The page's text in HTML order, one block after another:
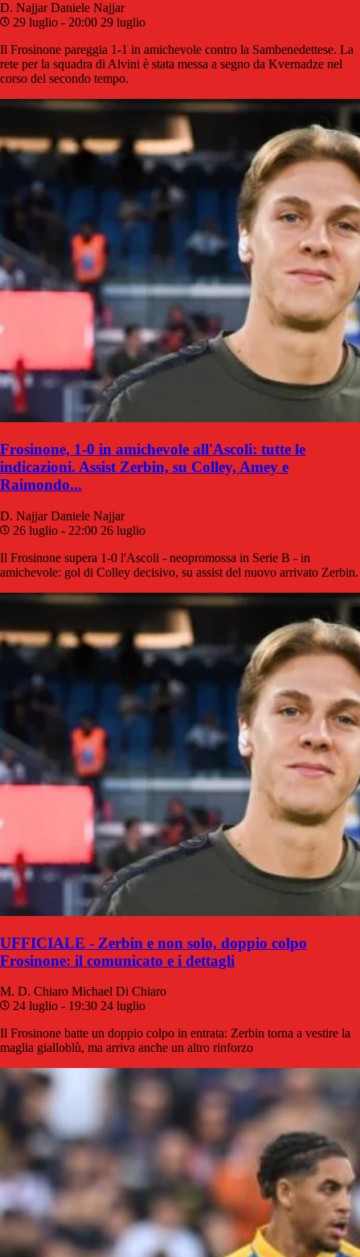
D. Najjar Daniele Najjar
29 luglio - 20:00 29 luglio
Il Frosinone pareggia 1-1 in amichevole contro la Sambenedettese. La
rete per la squadra di Alvini è stata messa a segno da Kvernadze nel
corso del secondo tempo.
Frosinone, 1-0 in amichevole all'Ascoli: tutte le
indicazioni. Assist Zerbin, su Colley, Amey e
Raimondo...
D. Najjar Daniele Najjar
26 luglio - 22:00 26 luglio
Il Frosinone supera 1-0 l'Ascoli - neopromossa in Serie B - in
amichevole: gol di Colley decisivo, su assist del nuovo arrivato Zerbin.
UFFICIALE - Zerbin e non solo, doppio colpo
Frosinone: il comunicato e i dettagli
M. D. Chiaro Michael Di Chiaro
24 luglio - 19:30 24 luglio
Il Frosinone batte un doppio colpo in entrata: Zerbin torna a vestire la
maglia gialloblù, ma arriva anche un altro rinforzo